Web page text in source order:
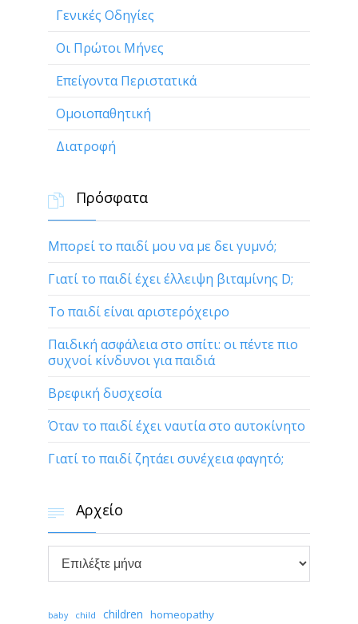
Γενικές Οδηγίες
Οι Πρώτοι Μήνες
Επείγοντα Περιστατικά
Ομοιοπαθητική
Διατροφή
 Πρόσφατα
Μπορεί το παιδί μου να με δει γυμνό;
Γιατί το παιδί έχει έλλειψη βιταμίνης D;
Το παιδί είναι αριστερόχειρο
Παιδική ασφάλεια στο σπίτι: οι πέντε πιο
συχνοί κίνδυνοι για παιδιά
Βρεφική δυσχεσία
Όταν το παιδί έχει ναυτία στο αυτοκίνητο
Γιατί το παιδί ζητάει συνέχεια φαγητό;
 Αρχείο
Αρχείο
baby child children homeopathy